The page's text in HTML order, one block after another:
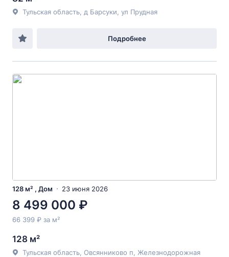
Тульская область, д Барсуки, ул Прудная
Подробнее
128 м² , Дом 23 июня 2026
8 499 000 ₽
66 399 ₽ за м²
128 м²
Тульская область, Овсянниково п, Железнодорожная